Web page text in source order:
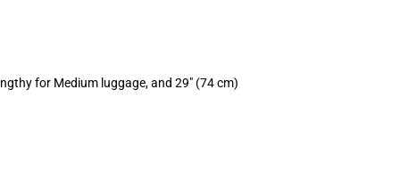
for Medium luggage, and 29" (74 cm)